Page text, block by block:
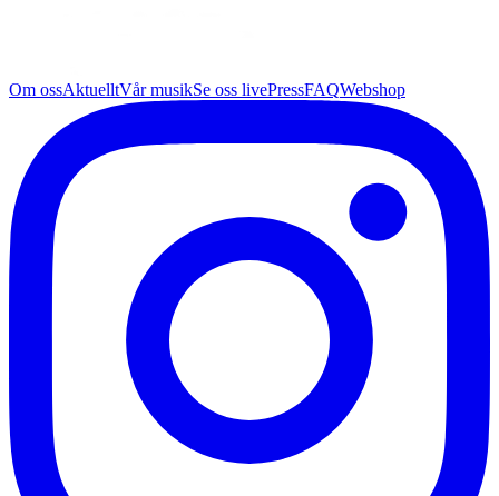
Om ossAktuelltVår musikSe oss livePressFAQWebshop